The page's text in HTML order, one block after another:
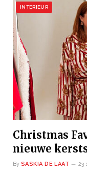
INTERIEUR
Christmas
nieuwe
By SASKIA DE LAAT 23